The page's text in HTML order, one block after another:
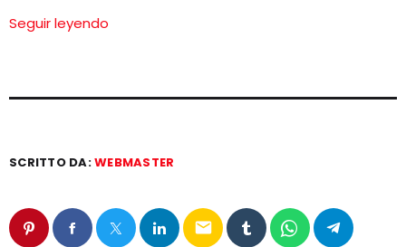
Seguir leyendo
SCRITTO DA:WEBMASTER
email